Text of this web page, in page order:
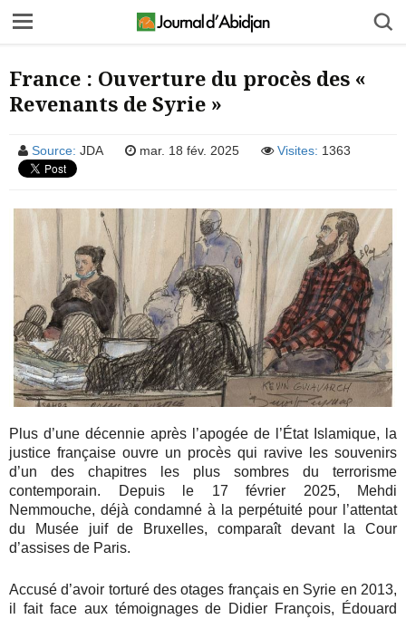
France : Ouverture du procès des «
Revenants de Syrie »
Source: JDA mar. 18 fév. 2025 Visites: 1363
Plus d’une décennie après l’apogée de l’État Islamique, la
justice française ouvre un procès qui ravive les souvenirs
d’un des chapitres les plus sombres du terrorisme
contemporain. Depuis le 17 février 2025, Mehdi
Nemmouche, déjà condamné à la perpétuité pour l’attentat
du Musée juif de Bruxelles, comparaît devant la Cour
d’assises de Paris.
Accusé d’avoir torturé des otages français en Syrie en 2013,
il fait face aux témoignages de Didier François, Édouard